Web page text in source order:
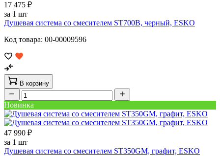
17 475 ₽
за 1 шт
Душевая система со смесителем ST700B, черный, ESKO
Код товара: 00-00009596
В корзину
Новинка
47 990 ₽
за 1 шт
Душевая система со смесителем ST350GM, графит, ESKO